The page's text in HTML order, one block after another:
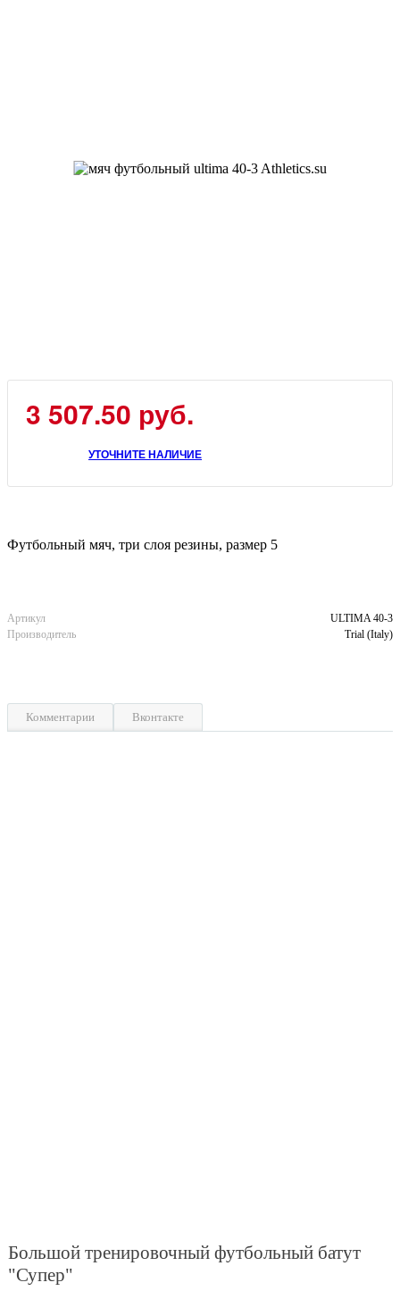
3 507.50 руб.
УТОЧНИТЕ НАЛИЧИЕ
Футбольный мяч, три слоя резины, размер 5
Артикул
ULTIMA 40-3
Производитель
Trial (Italy)
Комментарии Вконтакте
Большой тренировочный футбольный батут
"Супер"